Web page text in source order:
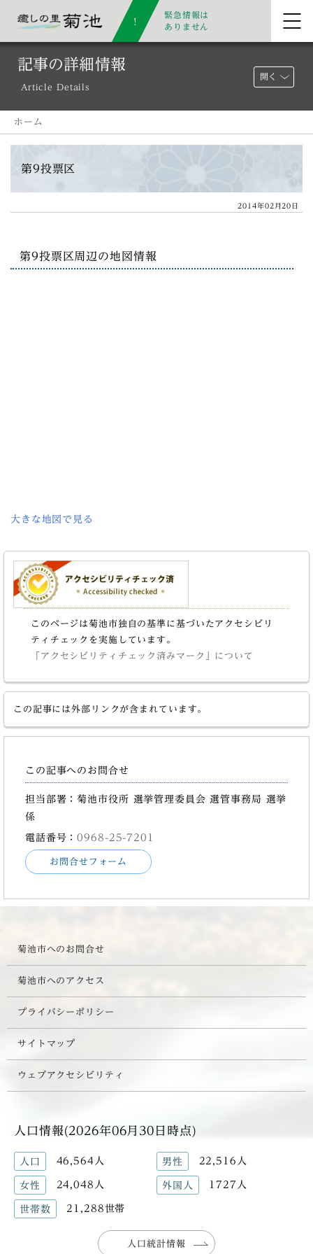
緊急情報は
ありません
記事の詳細情報
Article Details
開く
ホーム
第9投票区
2014年02月20日
第9投票区周辺の地図情報
大きな地図で見る
このページは菊池市独自の基準に基づいたアクセシビリ
ティチェックを実施しています。
「アクセシビリティチェック済みマーク」について
この記事には外部リンクが含まれています。
この記事へのお問合せ
担当部署：菊池市役所 選挙管理委員会 選管事務局 選挙
係
電話番号：0968-25-7201
お問合せフォーム
菊池市へのお問合せ
菊池市へのアクセス
プライバシーポリシー
サイトマップ
ウェブアクセシビリティ
人口情報(2026年06月30日時点)
人口 46,564人 男性 22,516人
女性 24,048人 外国人 1727人
世帯数 21,288世帯
人口統計情報